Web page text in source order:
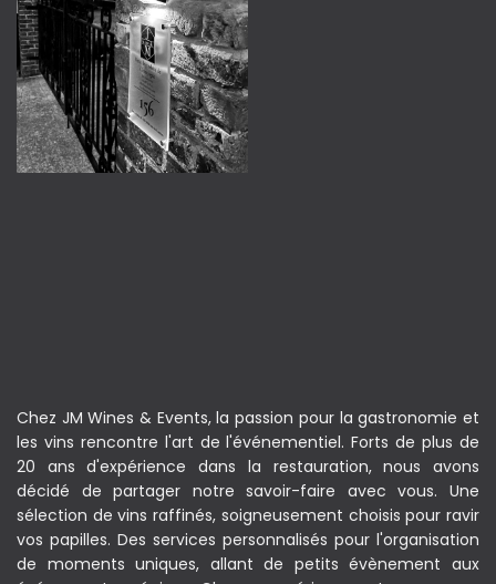
Chez JM Wines & Events, la passion pour la gastronomie et
les vins rencontre l'art de l'événementiel. Forts de plus de
20 ans d'expérience dans la restauration, nous avons
décidé de partager notre savoir-faire avec vous. Une
sélection de vins raffinés, soigneusement choisis pour ravir
vos papilles. Des services personnalisés pour l'organisation
de moments uniques, allant de petits évènement aux